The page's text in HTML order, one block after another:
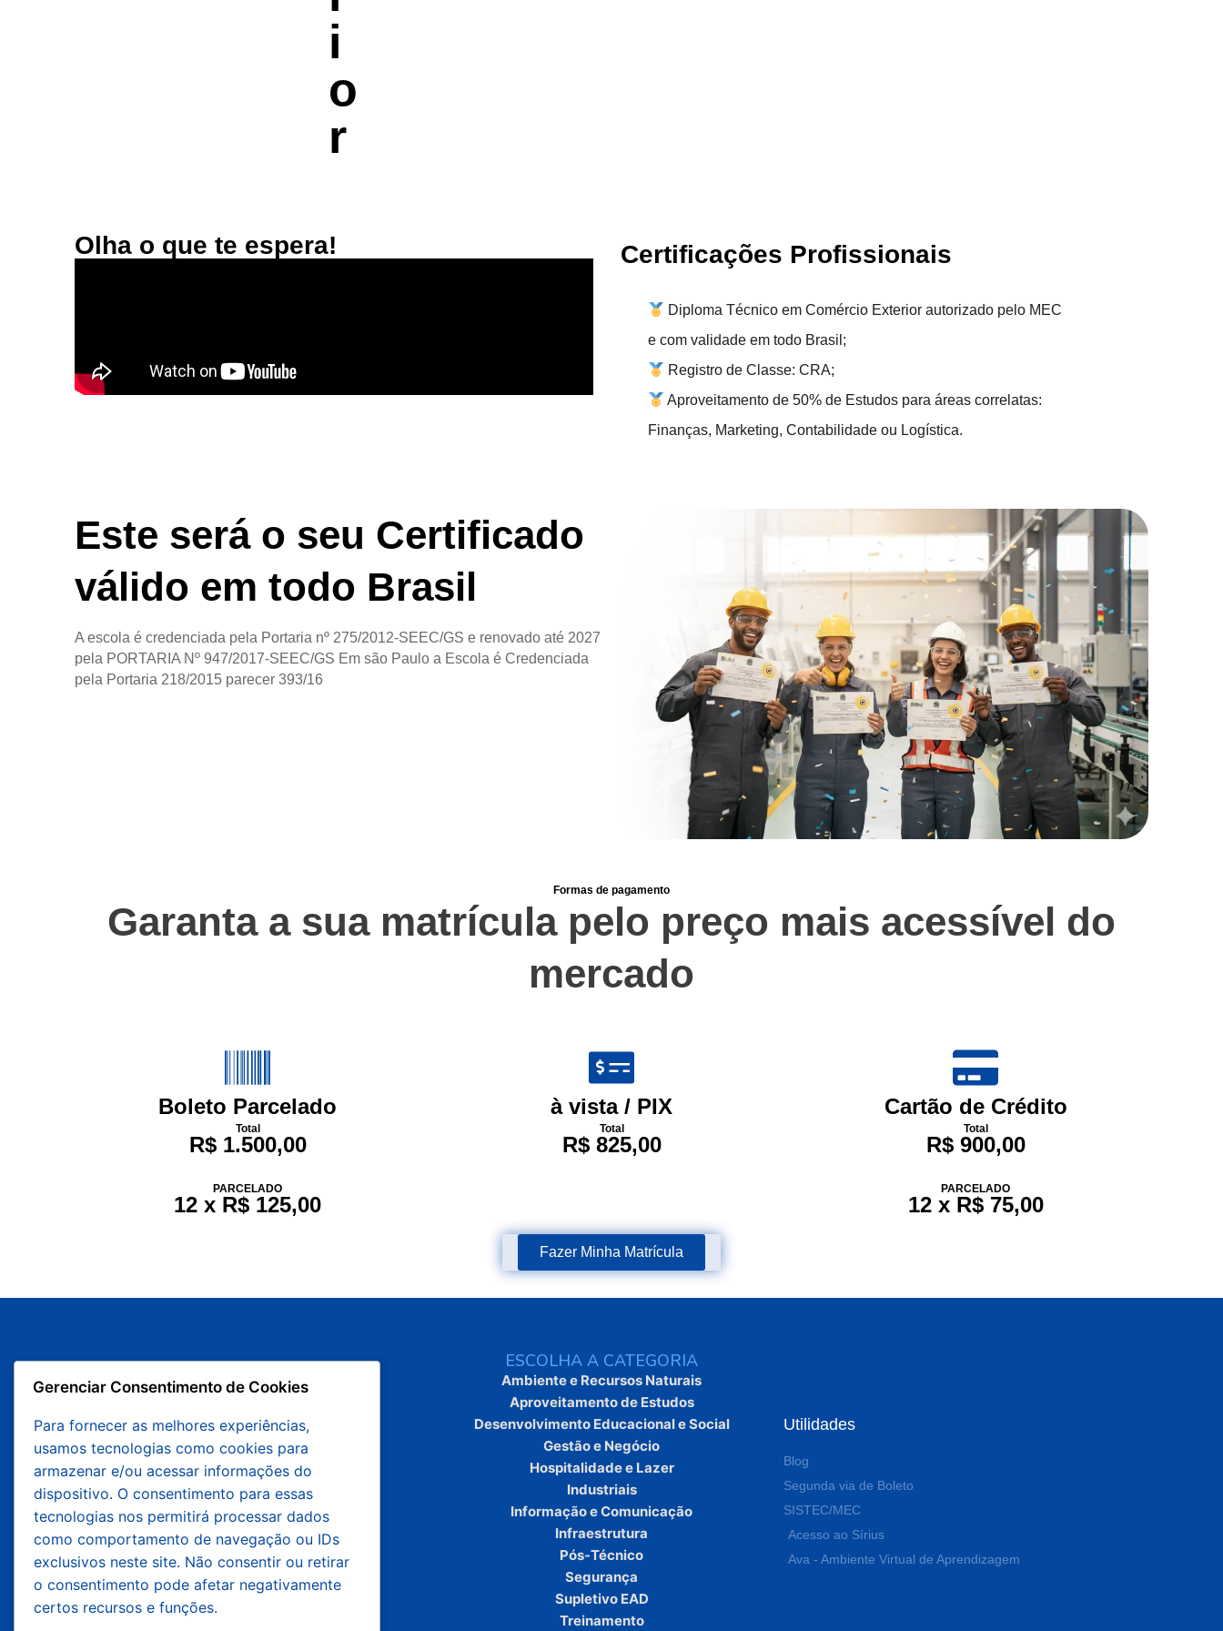
i
o
r
Olha o que te espera! Certificações Profissionais
Diploma Técnico em Comércio Exterior autorizado pelo MEC
e com validade em todo Brasil;
Registro de Classe: CRA;
Aproveitamento de 50% de Estudos para áreas correlatas:
Finanças, Marketing, Contabilidade ou Logística.
Este será o seu Certificado
válido em todo Brasil
A escola é credenciada pela Portaria nº 275/2012-SEEC/GS e renovado até 2027
pela PORTARIA Nº 947/2017-SEEC/GS Em são Paulo a Escola é Credenciada
pela Portaria 218/2015 parecer 393/16
Formas de pagamento
Garanta a sua matrícula pelo preço mais acessível do
mercado
Boleto Parcelado
Total
R$ 1.500,00
PARCELADO
12 x R$ 125,00
à vista / PIX
Total
R$ 825,00
Cartão de Crédito
Total
R$ 900,00
PARCELADO
12 x R$ 75,00
Fazer Minha Matrícula
Há mais de 12 anos fazendo história na
educação a distância.
Mais de 80 mil alunos formados
ESCOLHA A CATEGORIA
Ambiente e Recursos Naturais
Aproveitamento de Estudos
Desenvolvimento Educacional e Social
Gestão e Negócio
Hospitalidade e Lazer
Industriais
Informação e Comunicação
Infraestrutura
Pós-Técnico
Segurança
Supletivo EAD
Treinamento
Utilidades
Blog
Segunda via de Boleto
SISTEC/MEC
Acesso ao Sírius
Ava - Ambiente Virtual de Aprendizagem
Gerenciar Consentimento de Cookies
Para fornecer as melhores experiências,
usamos tecnologias como cookies para
armazenar e/ou acessar informações do
dispositivo. O consentimento para essas
tecnologias nos permitirá processar dados
como comportamento de navegação ou IDs
exclusivos neste site. Não consentir ou retirar
o consentimento pode afetar negativamente
certos recursos e funções.